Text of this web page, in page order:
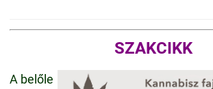
SZAKCIKK
A belőle